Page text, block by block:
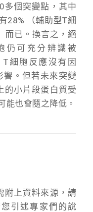
多個突變點，其中
28% （輔助型T細
而已。換言之，絕
仍可充分辨識被
細胞反應沒有因
響。但若未來突變
的小片段蛋白質受
能也會隨之降低。
附上資料來源，請
引述專家們的說